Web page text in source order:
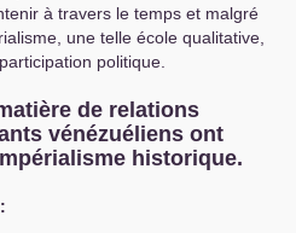
à travers le temps et malgré
une telle école qualitative,
politique.
de relations
vénézuéliens ont
historique.